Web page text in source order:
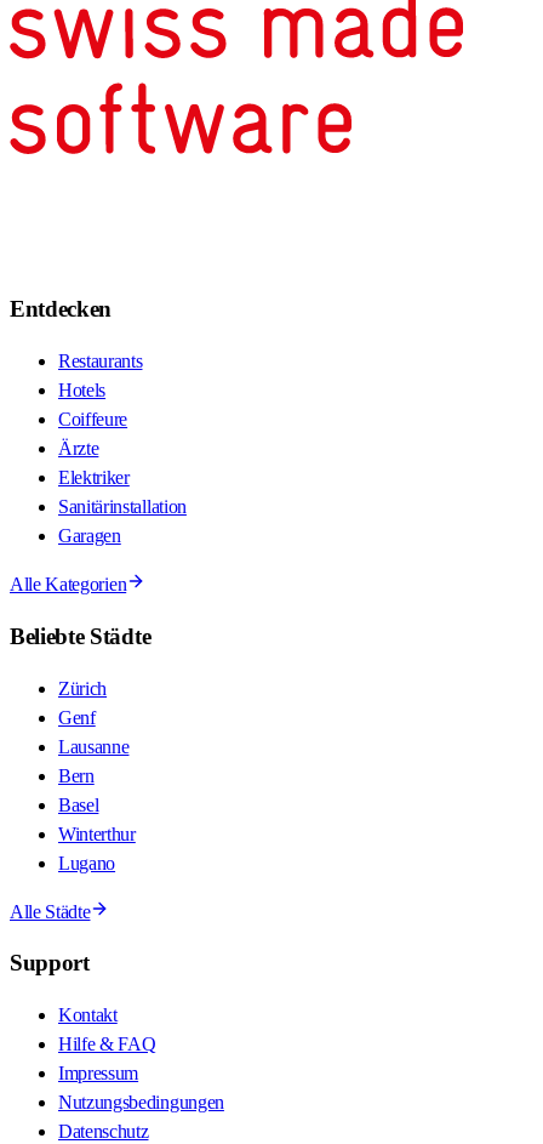
Entdecken
Restaurants
Hotels
Coiffeure
Ärzte
Elektriker
Sanitärinstallation
Garagen
Alle Kategorien
Beliebte Städte
Zürich
Genf
Lausanne
Bern
Basel
Winterthur
Lugano
Alle Städte
Support
Kontakt
Hilfe & FAQ
Impressum
Nutzungsbedingungen
Datenschutz